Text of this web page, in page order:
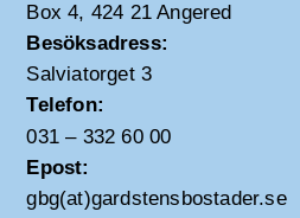
Box 4, 424 21 Angered
Besöksadress:
Salviatorget 3
Telefon:
031 – 332 60 00
Epost:
gbg(at)gardstensbostader.se